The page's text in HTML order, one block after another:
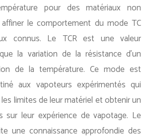
pour des matériaux non
le comportement du mode TC
connus. Le TCR est une valeur
la variation de la résistance d’un
de la température. Ce mode est
aux vapoteurs expérimentés qui
limites de leur matériel et obtenir un
sur leur expérience de vapotage. Le
une connaissance approfondie des